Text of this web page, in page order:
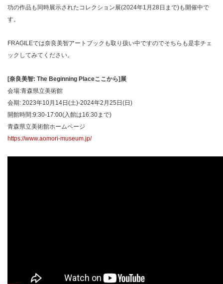
功の作品も同時展示されたコレクション展(2024年1月28日まで)も開催中で
す。
FRAGILEでは奈良美智アートブックも取り扱い中ですのでそちらも是非チェ
ックしてみてください。
[奈良美智: The Beginning Placeここから]展
会場:青森県立美術館
会期: 2023年10月14日(土)-2024年2月25日(日)
開館時間:9:30-17:00(入館は16:30まで)
青森県立美術館ホームページ
https://www.aomori-museum.jp/